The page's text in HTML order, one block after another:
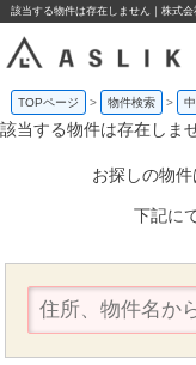
該当する物件は存在しません｜株式会
TOPページ 物件検索
該当する物件は存在しま
お探しの物件
下記に